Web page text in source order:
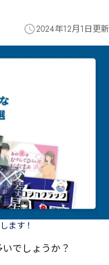
2024年12月1日更新
ます！
でしょうか？